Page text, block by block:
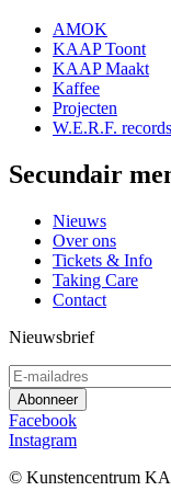
AMOK
KAAP Toont
KAAP Maakt
Kaffee
Projecten
W.E.R.F. records
Secundair
Nieuws
Over ons
Tickets & Info
Taking Care
Contact
Nieuwsbrief
Facebook
Instagram
© Kunstencentrum